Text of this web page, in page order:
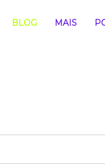
BLOG MAIS